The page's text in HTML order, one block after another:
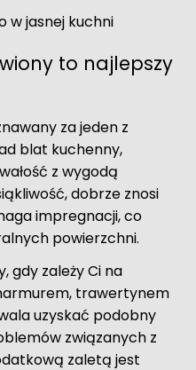
to najlepszy
za jeden z
blat kuchenny,
z wygodą
dobrze znosi
impregnacji, co
powierzchni.
gdy zależy Ci na
trawertynem
uzyskać podobny
związanych z
zaletą jest